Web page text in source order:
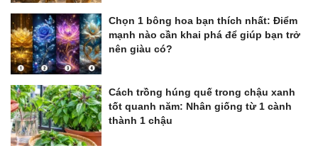
Chọn 1 bông hoa bạn thích nhất: Điểm
mạnh nào cần khai phá để giúp bạn trở
nên giàu có?
Cách trồng húng quế trong chậu xanh
tốt quanh năm: Nhân giống từ 1 cành
thành 1 chậu